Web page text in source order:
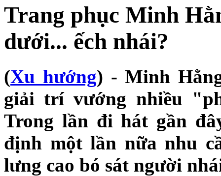
Trang phục Minh
dưới... ếch nhái?
(Xu hướng) - Minh
giải trí vướng nhiều
Trong lần đi hát gần
định một lần nữa nhu
lưng cao bó sát người